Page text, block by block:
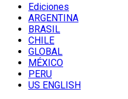
Ediciones
ARGENTINA
BRASIL
CHILE
GLOBAL
MÉXICO
PERU
US ENGLISH